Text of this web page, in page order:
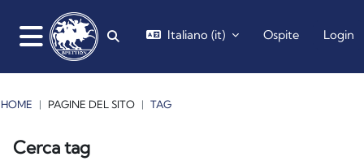
Pannello laterale
Attiva/disattiva input di ricerca
Italiano ‎(it)‎ Ospite Login
HOME PAGINE DEL SITO TAG
Blocchi
Blocchi
Blocchi
Blocchi
Cerca tag